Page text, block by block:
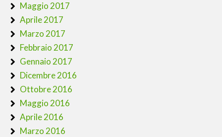
Maggio 2017
Aprile 2017
Marzo 2017
Febbraio 2017
Gennaio 2017
Dicembre 2016
Ottobre 2016
Maggio 2016
Aprile 2016
Marzo 2016